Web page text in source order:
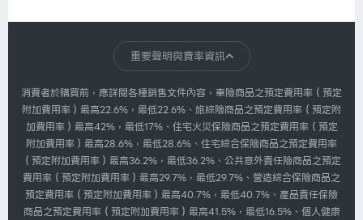
每天都在充電，真正該充的...
2026.07.30 1,007
華南產險
我們忙著搶票，主辦單位忙...
2026.07.30 1,007
重要聲明與費率資訊
消費者於購買前，應詳閱各種銷售文件內容，車險商品之預定費用率（預定
附加費用率）最高22.6%，最低22.6%、旅綜險商品之預定費用率（預定附
加費用率）最高42%，最低17%、住宅火災保險商品之預定費用率（預定
附加費用率）最高28.6%，最低28.6%、住宅綜合保險商品之預定費用率
（預定附加費用率）最高36.2%，最低36.2%、公共意外責任險商品之預定
費用率（預定附加費用率）最高29.7%，最低29.7%、營造綜合保險商品之
預定費用率（預定附加費用率）最高40.7%，最低40.7%、產品責任保險
商品之預定費用率（預定附加費用率）最高41.5%，最低16.5%、個人健康